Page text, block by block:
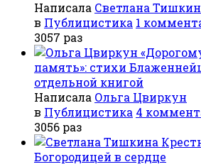
Написала Светлана
в Публицистика 1
3057 раз
память»: стихи
отдельной книгой
Написала Ольга Цвиркун
в Публицистика 4
3056 раз
Богородицей в сердце